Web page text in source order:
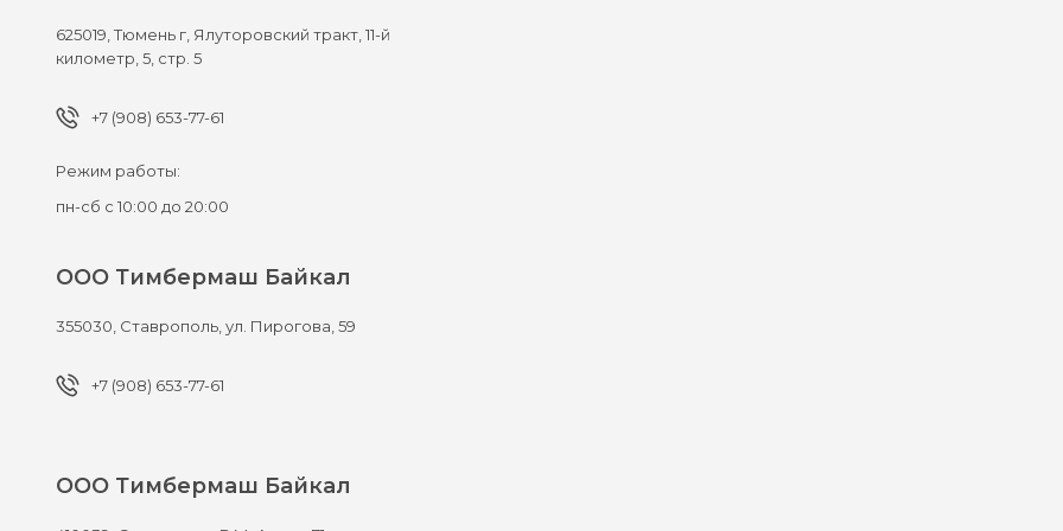
625019,Тюмень г, Ялуторовский тракт, 11-й
километр, 5, стр. 5
+7 (908) 653-77-61
Режим работы:
пн-сб с 10:00 до 20:00
ООО Тимбермаш Байкал
355030, Ставрополь,ул. Пирогова, 59
+7 (908) 653-77-61
ООО Тимбермаш Байкал